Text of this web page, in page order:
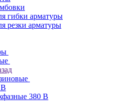
гибки арматуры
резки арматуры
В
380 В